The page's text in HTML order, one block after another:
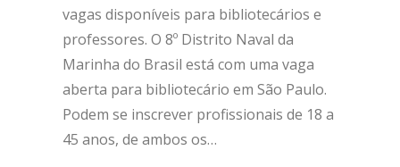
vagas disponíveis para bibliotecários e
professores. O 8º Distrito Naval da
Marinha do Brasil está com uma vaga
aberta para bibliotecário em São Paulo.
Podem se inscrever profissionais de 18 a
45 anos, de ambos os…